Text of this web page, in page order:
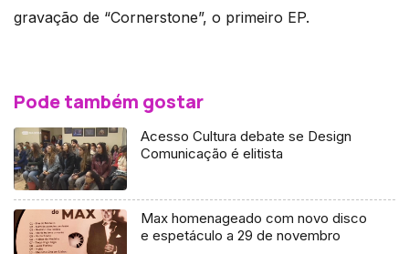
gravação de “Cornerstone”, o primeiro EP.
Pode também gostar
Acesso Cultura debate se Design
Comunicação é elitista
Max homenageado com novo disco
e espetáculo a 29 de novembro